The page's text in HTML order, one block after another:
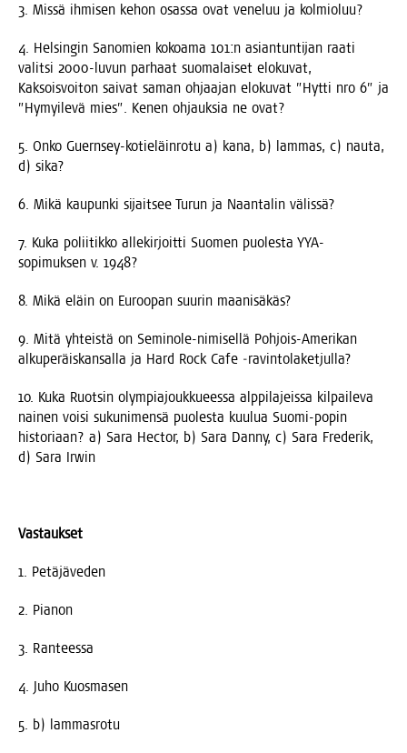
3. Mis­sä ihmi­sen kehon osas­sa ovat vene­luu ja kolmioluu?
4. Hel­sin­gin Sano­mien kokoa­ma 101:n asian­tun­ti­jan raa­ti
valit­si 2000-luvun par­haat suo­ma­lai­set elo­ku­vat,
Kak­sois­voi­ton sai­vat saman ohjaa­jan elo­ku­vat ”Hyt­ti nro 6” ja
”Hymyi­le­vä mies”. Kenen ohjauk­sia ne ovat?
5. Onko Guern­sey-kotie­läin­ro­tu a) kana, b) lam­mas, c) nau­ta,
d) sika?
6. Mikä kau­pun­ki sijait­see Turun ja Naan­ta­lin välissä?
7. Kuka polii­tik­ko alle­kir­joit­ti Suo­men puo­les­ta YYA-
sopi­muk­sen v. 1948?
8. Mikä eläin on Euroo­pan suu­rin maanisäkäs?
9. Mitä yhteis­tä on Semi­no­le-nimi­sel­lä Poh­jois-Ame­ri­kan
alku­pe­räis­kan­sal­la ja Hard Rock Cafe ‑ravin­to­la­ket­jul­la?
10. Kuka Ruot­sin olym­pia­jouk­ku­ees­sa alp­pi­la­jeis­sa kil­pai­le­va
nai­nen voi­si suku­ni­men­sä puo­les­ta kuu­lua Suo­mi-popin
his­to­ri­aan? a) Sara Hec­tor, b) Sara Dan­ny, c) Sara Fre­de­rik,
d) Sara Irwin
Vas­tauk­set
1. Petä­jä­ve­den
2. Pia­non
3. Ran­tees­sa
4. Juho Kuosmasen
5. b) lammasrotu